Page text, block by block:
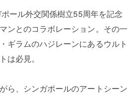
ール外交関係樹立55周年を記念
ンとのコラボレーション。その一
ギラムのハジレーンにあるウルト
は必見。
ら、シンガポールのアートシーン